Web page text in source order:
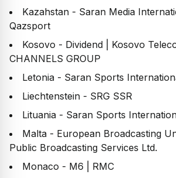
Kazahstan - Saran Media
Qazsport
Kosovo - Dividend | Kosovo
CHANNELS GROUP
Letonia - Saran Sports
Liechtenstein - SRG SSR
Lituania - Saran Sports
Malta - European Broadcasting
Public Broadcasting Services Ltd.
Monaco - M6 | RMC